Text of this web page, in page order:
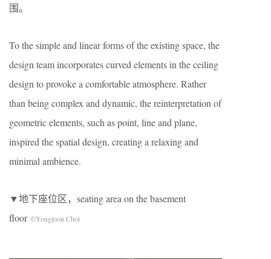
围。
To the simple and linear forms of the existing space, the
design team incorporates curved elements in the ceiling
design to provoke a comfortable atmosphere. Rather
than being complex and dynamic, the reinterpretation of
geometric elements, such as point, line and plane,
inspired the spatial design, creating a relaxing and
minimal ambience.
▼地下座位区，seating area on the basement
floor ©Yongjoon Choi